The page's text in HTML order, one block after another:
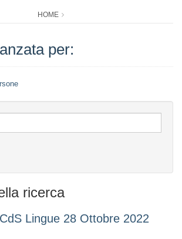
HOME
per:
ricerca
Lingue 28 Ottobre 2022